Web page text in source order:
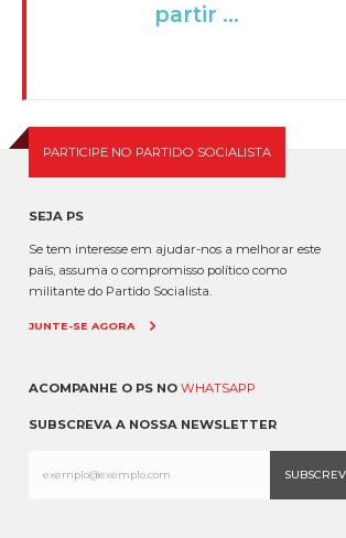
partir ...
PARTICIPE NO PARTIDO SOCIALISTA
SEJA PS
Se tem interesse em ajudar-nos a melhorar este
país, assuma o compromisso político como
militante do Partido Socialista.
JUNTE-SE AGORA
ACOMPANHE O PS NO WHATSAPP
SUBSCREVA A NOSSA NEWSLETTER